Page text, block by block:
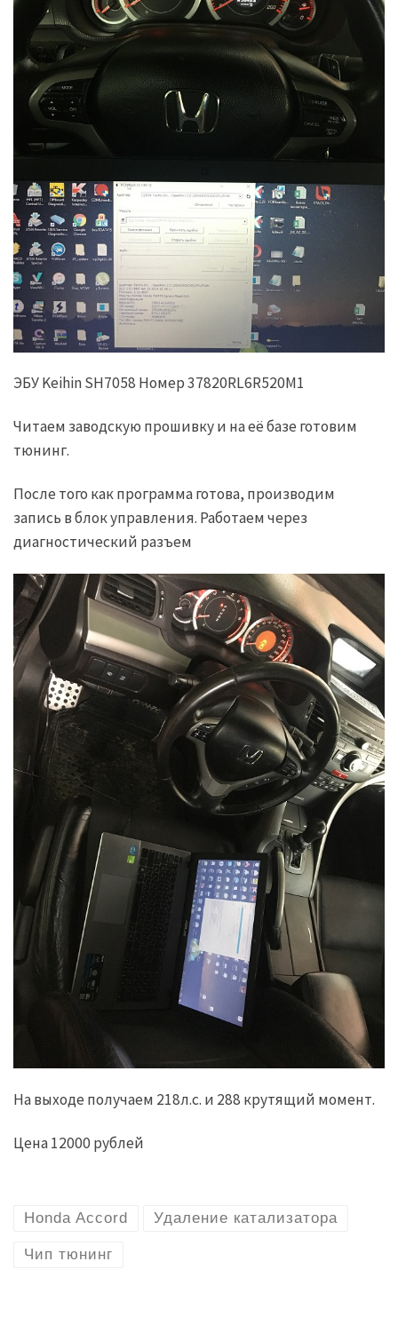
ЭБУ Keihin SH7058 Номер 37820RL6R520M1
Читаем заводскую прошивку и на её базе готовим
тюнинг.
После того как программа готова, производим
запись в блок управления. Работаем через
диагностический разъем
На выходе получаем 218л.с. и 288 крутящий момент.
Цена 12000 рублей
Honda Accord Удаление катализатора
Чип тюнинг